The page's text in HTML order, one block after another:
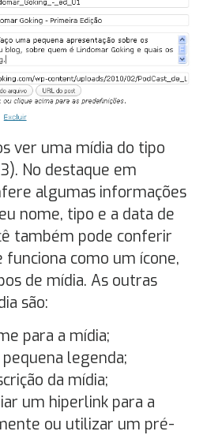
ver uma mídia do tipo
No destaque em
algumas informações
nome, tipo e a data de
também pode conferir
como um ícone,
de mídia. As outras
são:
para a mídia;
pequena legenda;
da mídia;
um hiperlink para a
ou utilizar um pré-